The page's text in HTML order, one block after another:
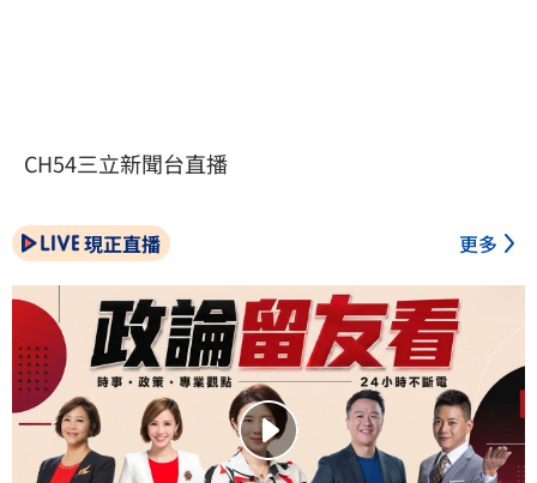
CH54三立新聞台直播
現正直播 更多